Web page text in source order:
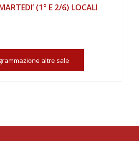
(1° E 2/6) LOCALI
altre sale